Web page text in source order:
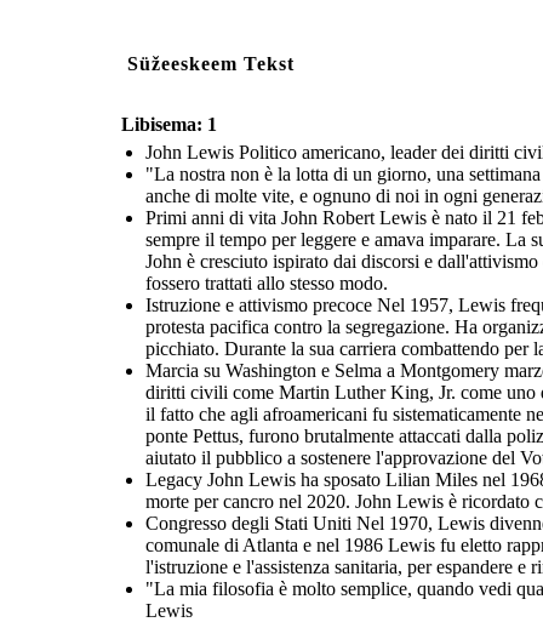
Süžeeskeem Tekst
Libisema: 1
John Lewis Politico americano, leader dei diritti
"La nostra non è la lotta di un giorno, una
anche di molte vite, e ognuno di noi in ogni
Primi anni di vita John Robert Lewis è nato il 21
sempre il tempo per leggere e amava imparare. La
John è cresciuto ispirato dai discorsi e
fossero trattati allo stesso modo.
Istruzione e attivismo precoce Nel 1957, Lewis
protesta pacifica contro la segregazione. Ha
picchiato. Durante la sua carriera combattendo per
Marcia su Washington e Selma a Montgomery
diritti civili come Martin Luther King, Jr. come uno
il fatto che agli afroamericani fu sistematicamente
ponte Pettus, furono brutalmente attaccati dalla
aiutato il pubblico a sostenere l'approvazione del
Legacy John Lewis ha sposato Lilian Miles nel
morte per cancro nel 2020. John Lewis è ricordato
Congresso degli Stati Uniti Nel 1970, Lewis
comunale di Atlanta e nel 1986 Lewis fu eletto
l'istruzione e l'assistenza sanitaria, per espandere
"La mia filosofia è molto semplice, quando vedi
Lewis